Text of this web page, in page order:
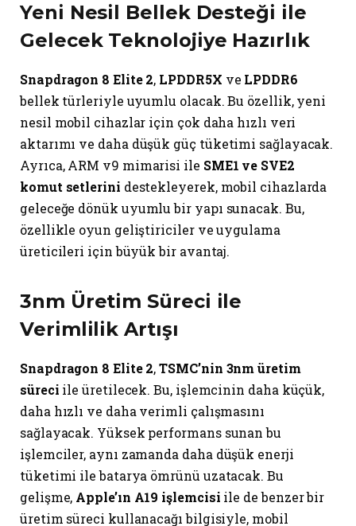
Yeni Nesil Bellek Desteği ile
Gelecek Teknolojiye Hazırlık
Snapdragon 8 Elite 2, LPDDR5X ve LPDDR6
bellek türleriyle uyumlu olacak. Bu özellik, yeni
nesil mobil cihazlar için çok daha hızlı veri
aktarımı ve daha düşük güç tüketimi sağlayacak.
Ayrıca, ARM v9 mimarisi ile SME1 ve SVE2
komut setlerini destekleyerek, mobil cihazlarda
geleceğe dönük uyumlu bir yapı sunacak. Bu,
özellikle oyun geliştiriciler ve uygulama
üreticileri için büyük bir avantaj.
3nm Üretim Süreci ile
Verimlilik Artışı
Snapdragon 8 Elite 2,TSMC’nin 3nm üretim
süreci ile üretilecek. Bu, işlemcinin daha küçük,
daha hızlı ve daha verimli çalışmasını
sağlayacak. Yüksek performans sunan bu
işlemciler, aynı zamanda daha düşük enerji
tüketimi ile batarya ömrünü uzatacak. Bu
gelişme, Apple’ın A19 işlemcisi ile de benzer bir
üretim süreci kullanacağı bilgisiyle, mobil